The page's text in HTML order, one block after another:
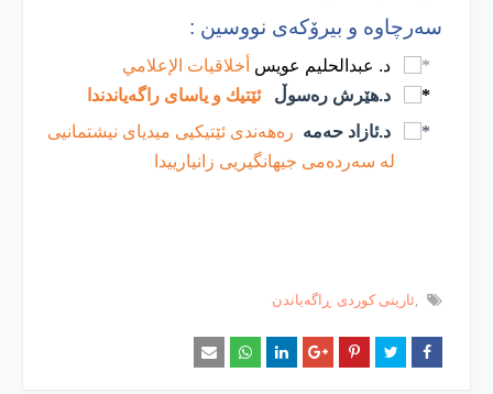
سه‌رچاوه‌ و بیرۆكه‌ی نووسین :
د. عبدالحليم عويس أخلاقيات الإعلامي
د.هێرش ره‌سوڵ
ئێتیك ‌و یاسای راگه‌یاندندا
د.ئازاد حەمە رەهەندی ئێتیكیی میدیای نیشتمانیی
لە سەردەمی جیهانگیریی زانیارییدا
ئارینی كوردی ڕاگه‌یاندن